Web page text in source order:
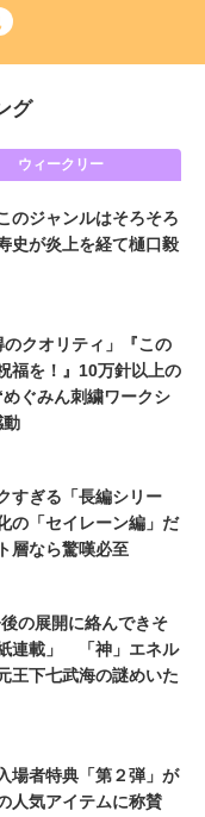
グ
ウィークリー
のジャンルはそろそろ
史が炎上を経て樋口毅
クオリティ」『この
福を！』10万針以上の
ぐみん刺繍ワークシ
動
すぎる「長編シリー
「セイレーン編」だ
層なら驚嘆必至
後の展開に絡んできそ
連載」 「神」エネル
王下七武海の謎めいた
場者特典「第２弾」が
人気アイテムに称賛